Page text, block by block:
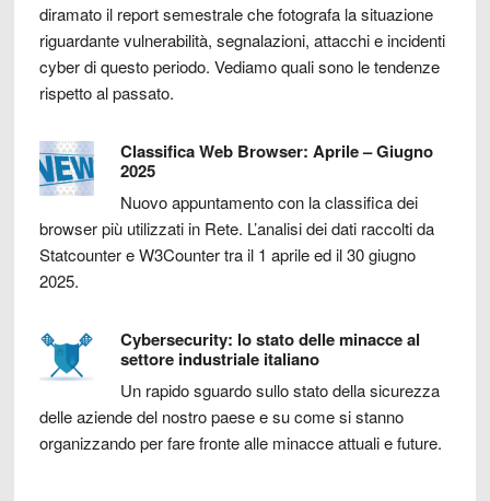
diramato il report semestrale che fotografa la situazione
riguardante vulnerabilità, segnalazioni, attacchi e incidenti
cyber di questo periodo. Vediamo quali sono le tendenze
rispetto al passato.
Classifica Web Browser: Aprile – Giugno
2025
Nuovo appuntamento con la classifica dei
browser più utilizzati in Rete. L’analisi dei dati raccolti da
Statcounter e W3Counter tra il 1 aprile ed il 30 giugno
2025.
Cybersecurity: lo stato delle minacce al
settore industriale italiano
Un rapido sguardo sullo stato della sicurezza
delle aziende del nostro paese e su come si stanno
organizzando per fare fronte alle minacce attuali e future.